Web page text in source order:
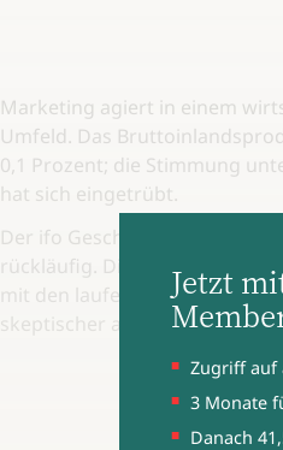
Marketing agiert in einem
Umfeld. Das
0,1 Prozent; die Stimmung
hat sich eingetrübt.
Der ifo Geschäftsklimaindex
rückläufig. Die Unternehmen
mit den laufenden Geschäften.
skeptischer auf das erste
Jetzt
Zugriff auf
3 Monate
Danach